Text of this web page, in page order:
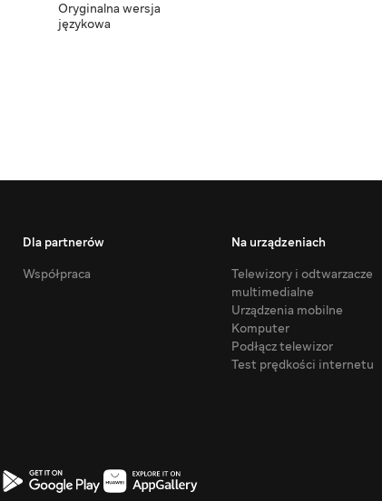
Oryginalna wersja
językowa
Dla partnerów
Współpraca
Na urządzeniach
Telewizory i odtwarzacze
multimedialne
Urządzenia mobilne
Komputer
Podłącz telewizor
Test prędkości internetu